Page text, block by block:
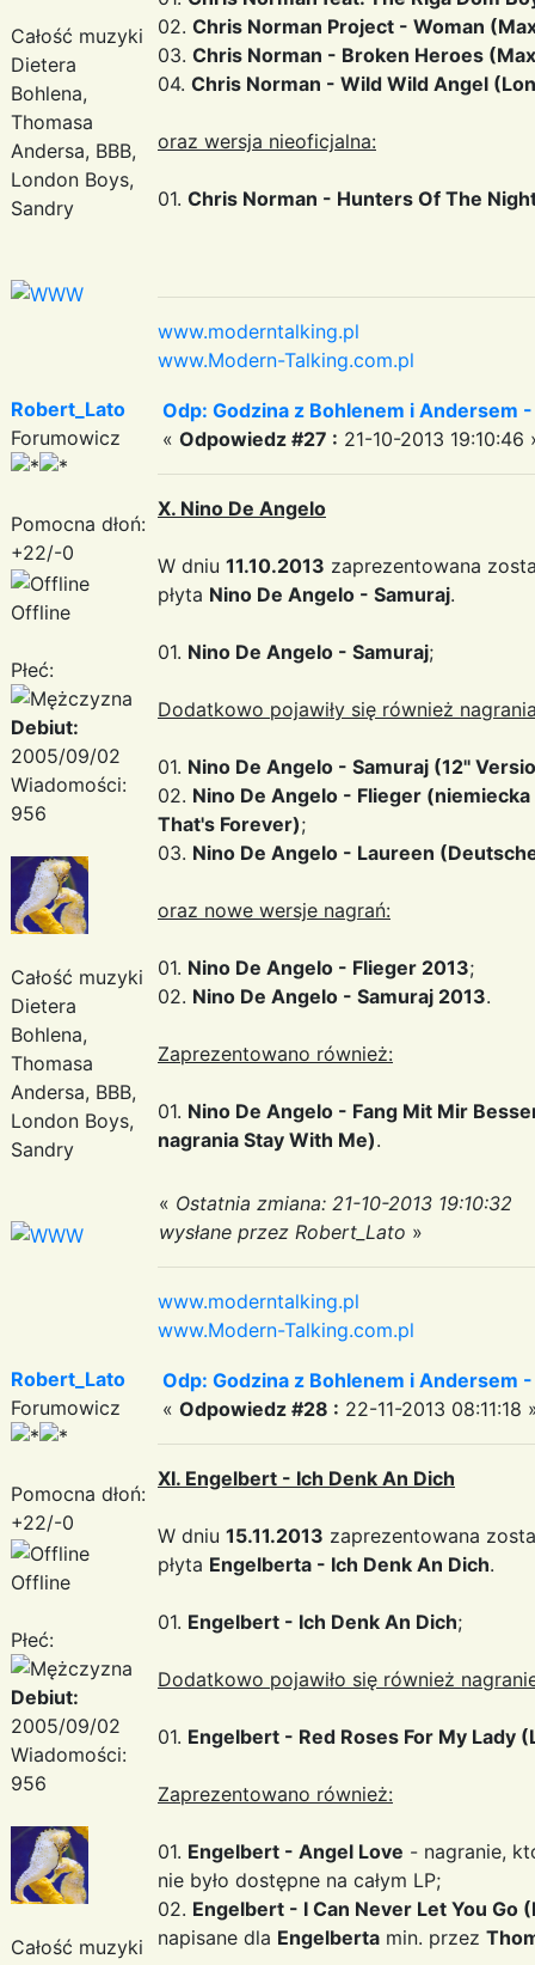
Całość muzyki
Dietera
Bohlena,
Thomasa
Andersa, BBB,
London Boys,
Sandry
02. Chris Norman Project - Woman
03. Chris Norman - Broken Heroes
04. Chris Norman - Wild Wild Angel
oraz wersja nieoficjalna:
01. Chris Norman - Hunters Of The
www.moderntalking.pl
www.Modern-Talking.com.pl
Robert_Lato
Forumowicz
Pomocna dłoń:
+22/-0
Offline
Płeć:
Debiut:
2005/09/02
Wiadomości:
956
Całość muzyki
Dietera
Bohlena,
Thomasa
Andersa, BBB,
London Boys,
Sandry
Odp: Godzina z Bohlenem i Andersem
« Odpowiedz #27 : 21-10-2013 19:10:46
X. Nino De Angelo
W dniu 11.10.2013 zaprezentowana
płyta Nino De Angelo - Samuraj.
01. Nino De Angelo - Samuraj;
Dodatkowo pojawiły się również
01. Nino De Angelo - Samuraj (12''
02. Nino De Angelo - Flieger
That's Forever);
03. Nino De Angelo - Laureen
oraz nowe wersje nagrań:
01. Nino De Angelo - Flieger 2013;
02. Nino De Angelo - Samuraj 2013.
Zaprezentowano również:
01. Nino De Angelo - Fang Mit Mir
nagrania Stay With Me).
« Ostatnia zmiana: 21-10-2013 19:10:32
wysłane przez Robert_Lato »
www.moderntalking.pl
www.Modern-Talking.com.pl
Robert_Lato
Forumowicz
Pomocna dłoń:
+22/-0
Offline
Płeć:
Debiut:
2005/09/02
Wiadomości:
956
Całość muzyki
Odp: Godzina z Bohlenem i Andersem
« Odpowiedz #28 : 22-11-2013 08:11:18
XI. Engelbert - Ich Denk An Dich
W dniu 15.11.2013 zaprezentowana
płyta Engelberta - Ich Denk An Dich.
01. Engelbert - Ich Denk An Dich;
Dodatkowo pojawiło się również
01. Engelbert - Red Roses For My Lady
Zaprezentowano również:
01. Engelbert - Angel Love - nagranie,
nie było dostępne na całym LP;
02. Engelbert - I Can Never Let You Go
napisane dla Engelberta min. przez